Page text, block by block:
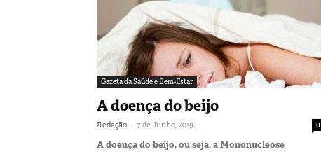
Gazeta da Saúde e Bem-Estar
A doença do beijo
Redação - 7 de Junho, 2019 0
A doença do beijo, ou seja, a Mononucleose